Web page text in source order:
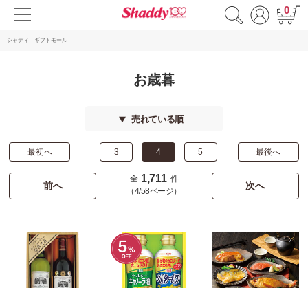
0
シャディ ギフトモール
お歳暮
売れている順
最初へ 3 4 5 最後へ
前へ 次へ
全 1,711 件
（4/58ページ）